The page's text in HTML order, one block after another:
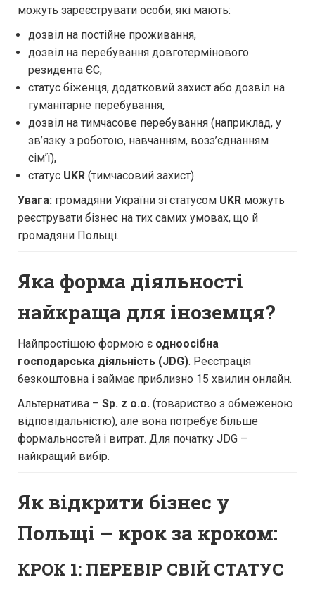
можуть зареєструвати особи, які мають:
дозвіл на постійне проживання,
дозвіл на перебування довготермінового
резидента ЄС,
статус біженця, додатковий захист або дозвіл на
гуманітарне перебування,
дозвіл на тимчасове перебування (наприклад, у
зв’язку з роботою, навчанням, возз’єднанням
сім’ї),
статус UKR (тимчасовий захист).
Увага: громадяни України зі статусом UKR можуть
реєструвати бізнес на тих самих умовах, що й
громадяни Польщі.
Яка форма діяльності
найкраща для іноземця?
Найпростішою формою є одноосібна
господарська діяльність (JDG). Реєстрація
безкоштовна і займає приблизно 15 хвилин онлайн.
Альтернатива – Sp. z o.o. (товариство з обмеженою
відповідальністю), але вона потребує більше
формальностей і витрат. Для початку JDG –
найкращий вибір.
Як відкрити бізнес у
Польщі – крок за кроком:
КРОК 1: ПЕРЕВІР СВІЙ СТАТУС